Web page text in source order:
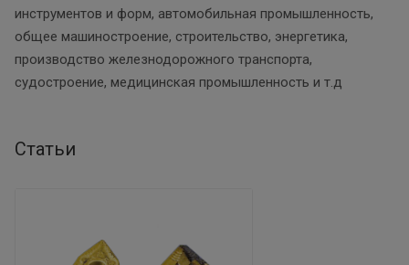
инструментов и форм, автомобильная промышленность,
общее машиностроение, строительство, энергетика,
производство железнодорожного транспорта,
судостроение, медицинская промышленность и т.д
Статьи